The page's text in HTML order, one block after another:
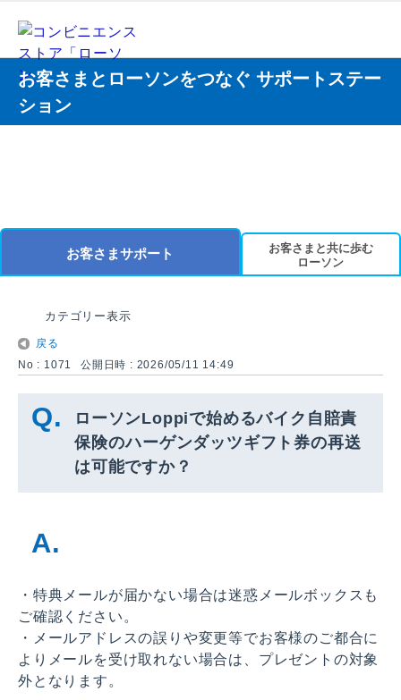
お客さまとローソンをつなぐ サポートステー
ション
お客さまサポート
お客さまと共に歩む
ローソン
カテゴリー表示
戻る
No : 1071
公開日時 : 2026/05/11 14:49
ローソンLoppiで始めるバイク自賠責
保険の⁠ハーゲンダッツギフト券の再送
は可能ですか？
・特典メールが届かない場合は迷惑メールボックスも
ご確認ください。
・メールアドレスの誤りや変更等でお客様のご都合に
よりメールを受け取れない場合は、プレゼントの対象
外となります。